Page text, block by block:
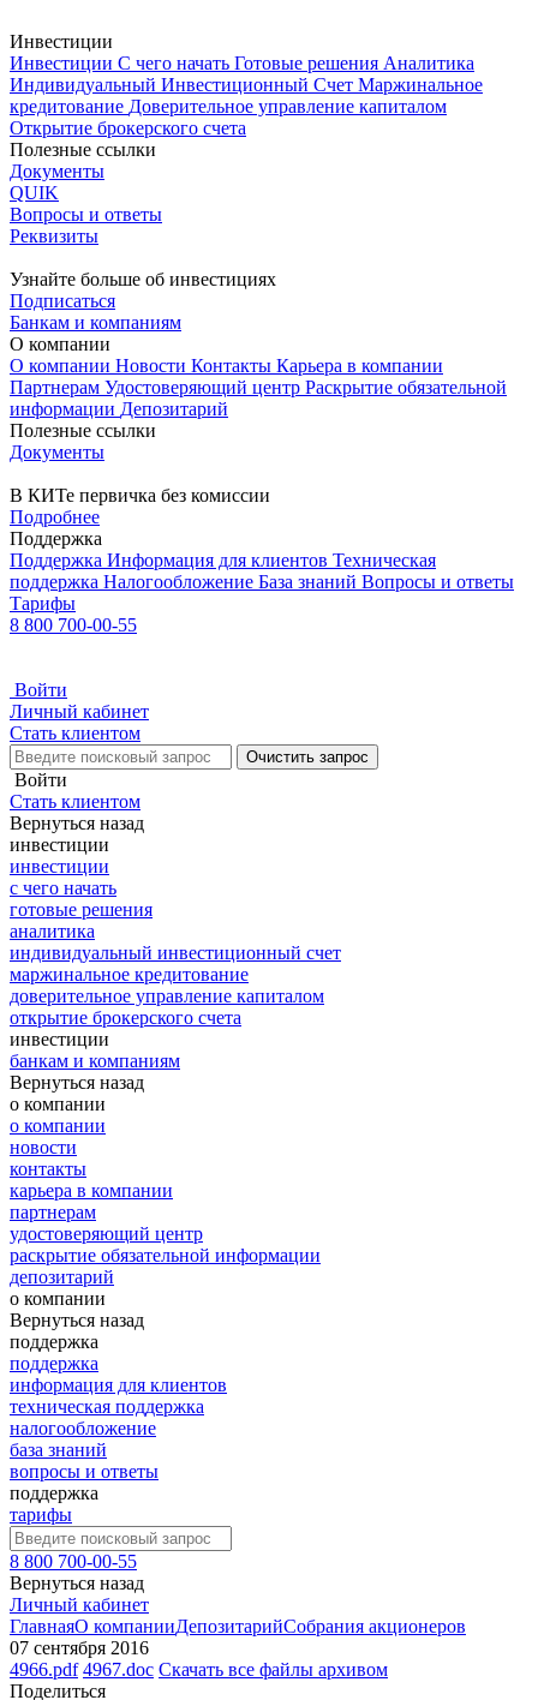
Инвестиции
Инвестиции С чего начать Готовые решения Аналитика
Индивидуальный Инвестиционный Счет Маржинальное
кредитование Доверительное управление капиталом
Открытие брокерского счета
Полезные ссылки
Документы
QUIK
Вопросы и ответы
Реквизиты
Узнайте больше об инвестициях
Подписаться
Банкам и компаниям
О компании
О компании Новости Контакты Карьера в компании
Партнерам Удостоверяющий центр Раскрытие обязательной
информации Депозитарий
Полезные ссылки
Документы
В КИТе первичка без комиссии
Подробнее
Поддержка
Поддержка Информация для клиентов Техническая
поддержка Налогообложение База знаний Вопросы и ответы
Тарифы
8 800 700-00-55
Войти
Личный кабинет
Стать клиентом
Очистить запрос
Войти
Стать клиентом
Вернуться назад
инвестиции
инвестиции
с чего начать
готовые решения
аналитика
индивидуальный инвестиционный счет
маржинальное кредитование
доверительное управление капиталом
открытие брокерского счета
инвестиции
банкам и компаниям
Вернуться назад
о компании
о компании
новости
контакты
карьера в компании
партнерам
удостоверяющий центр
раскрытие обязательной информации
депозитарий
о компании
Вернуться назад
поддержка
поддержка
информация для клиентов
техническая поддержка
налогообложение
база знаний
вопросы и ответы
поддержка
тарифы
8 800 700-00-55
Вернуться назад
Личный кабинет
ГлавнаяО компанииДепозитарийСобрания акционеров
07 сентября 2016
4966.pdf 4967.doc Скачать все файлы архивом
Поделиться